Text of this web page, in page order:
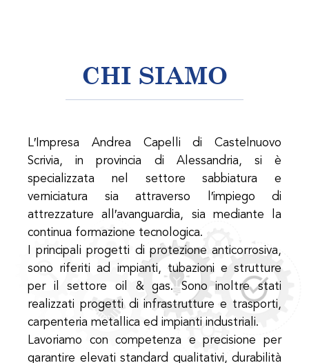
CHI SIAMO
L′Impresa Andrea Capelli di Castelnuovo
Scrivia, in provincia di Alessandria, si è
specializzata nel settore sabbiatura e
verniciatura sia attraverso l′impiego di
attrezzature all′avanguardia, sia mediante la
continua formazione tecnologica.
I principali progetti di protezione anticorrosiva,
sono riferiti ad impianti, tubazioni e strutture
per il settore oil & gas. Sono inoltre stati
realizzati progetti di infrastrutture e trasporti,
carpenteria metallica ed impianti industriali.
Lavoriamo con competenza e precisione per
garantire elevati standard qualitativi, durabilità